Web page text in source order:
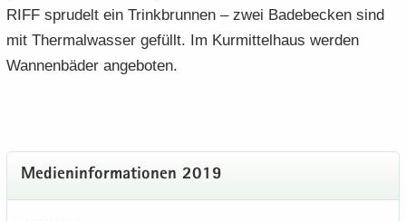
RIFF spru­delt ein Trink­brun­nen – zwei Ba­de­be­cken sind
mit Ther­mal­was­ser ge­füllt. Im Kur­mit­tel­haus wer­den
Wan­nen­bä­der an­ge­bo­ten.
Me­di­en­in­for­ma­tio­nen 2019